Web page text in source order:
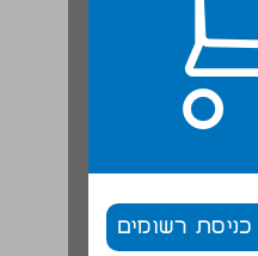
כניסת רשומים